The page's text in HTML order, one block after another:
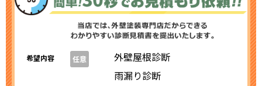
希望内容 任意
外壁屋根診断
雨漏り診断